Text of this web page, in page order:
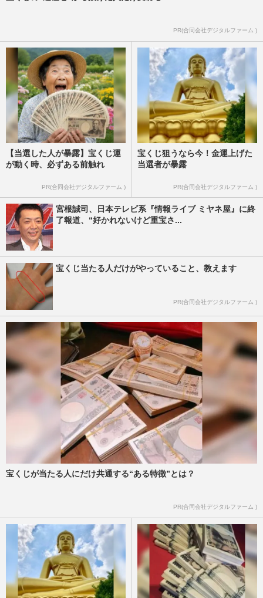
PR(合同会社デジタルファーム )
【当選した人が暴露】宝くじ運
が動く時、必ずある前触れ
PR(合同会社デジタルファーム )
宝くじ狙うなら今！金運上げた
当選者が暴露
PR(合同会社デジタルファーム )
宮根誠司、日本テレビ系『情報ライブ ミヤネ屋』に終
了報道、“好かれないけど重宝さ...
宝くじ当たる人だけがやっていること、教えます
PR(合同会社デジタルファーム )
宝くじが当たる人にだけ共通する“ある特徴”とは？
PR(合同会社デジタルファーム )